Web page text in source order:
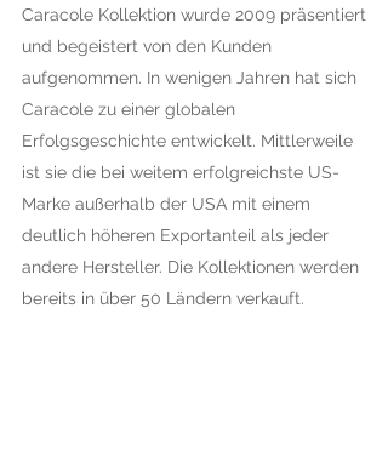
Caracole Kollektion wurde 2009 präsentiert
und begeistert von den Kunden
aufgenommen. In wenigen Jahren hat sich
Caracole zu einer globalen
Erfolgsgeschichte entwickelt. Mittlerweile
ist sie die bei weitem erfolgreichste US-
Marke außerhalb der USA mit einem
deutlich höheren Exportanteil als jeder
andere Hersteller. Die Kollektionen werden
bereits in über 50 Ländern verkauft.